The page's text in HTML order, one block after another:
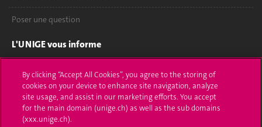
Poser une question
L'UNIGE vous informe
UNIGE Mobile
Médias
Offres d'emploi
By clicking “Accept All Cookies”, you agree to the storing of
cookies on your device to enhance site navigation, analyze
site usage, and assist in our marketing efforts. You accept
for the main domain (unige.ch) as well as the sub domains
(xxx.unige.ch).